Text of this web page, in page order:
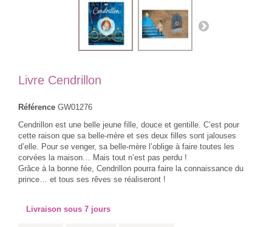
Livre Cendrillon
Référence GW01276
Cendrillon est une belle jeune fille, douce et gentille. C’est pour
cette raison que sa belle-mère et ses deux filles sont jalouses
d’elle. Pour se venger, sa belle-mère l’oblige à faire toutes les
corvées la maison… Mais tout n’est pas perdu !
Grâce à la bonne fée, Cendrillon pourra faire la connaissance du
prince… et tous ses rêves se réaliseront !
Livraison sous 7 jours